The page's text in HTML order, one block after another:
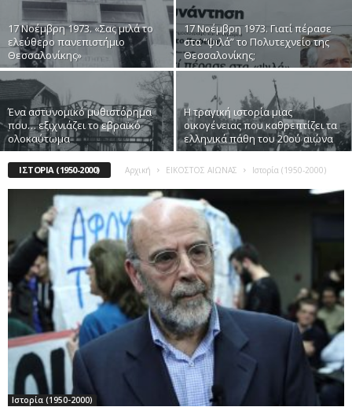
17 Νοέμβρη 1973. «Σας μιλά το
ελεύθερο πανεπιστήμιο
Θεσσαλονίκης»
17 Νοέμβρη 1973. Γιατί πέρασε
στα “ψιλά” το Πολυτεχνείο της
Θεσσαλονίκης;
Ένα αστυνομικό μυθιστόρημα
που… εξιχνιάζει το εβραϊκό
ολοκαύτωμα
Η τραγική ιστορία μιας
οικογένειας που καθρεπτίζει τα
ελληνικά πάθη του 20ού αιώνα
ΙΣΤΟΡΊΑ (1950-2000) Αρχική ΕΙΚΟΣΤΟΣ ΑΙΩΝΑΣ Ιστορία (1950-2000)
Ιστορία (1950-2000)